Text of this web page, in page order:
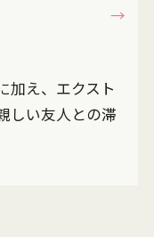
加え、エクスト
しい友人との滞